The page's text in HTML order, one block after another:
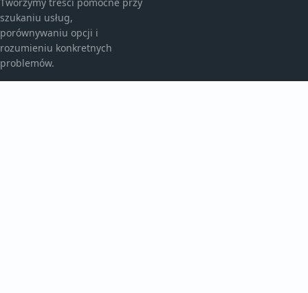
szukaniu usług,
porównywaniu opcji i
rozumieniu konkretnych
problemów.